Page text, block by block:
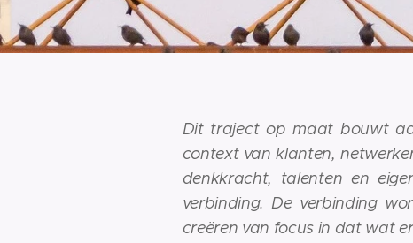
Dit traject op maat bouwt
context van klanten,
denkkracht, talenten en
verbinding. De verbinding
creëren van focus in dat wat